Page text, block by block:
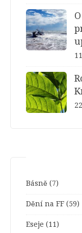
Básně (7)
Dění na FF (59)
Eseje (11)